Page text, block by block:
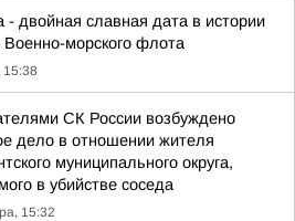
- двойная славная дата в истории
Военно-морского флота
15:38
СК России возбуждено
дело в отношении жителя
муниципального округа,
в убийстве соседа
15:32